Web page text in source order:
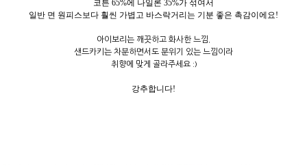
코튼 65%에 나일론 35%가 섞여서
일반 면 원피스보다 훨씬 가볍고 바스락거리는 기분 좋은 촉감이에요!
아이보리는 깨끗하고 화사한 느낌,
샌드카키는 차분하면서도 분위기 있는 느낌이라
취향에 맞게 골라주세요 :)
강추합니다!